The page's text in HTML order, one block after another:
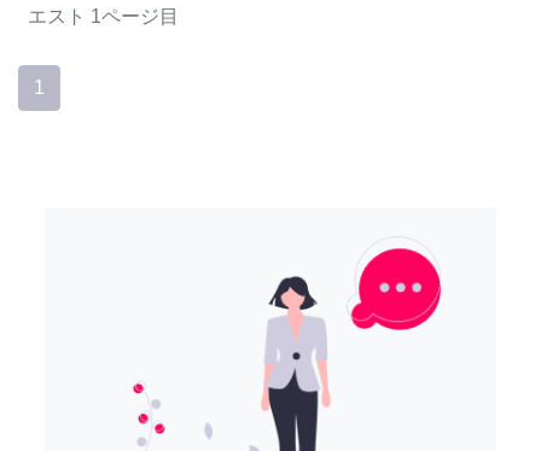
エスト 1ページ目
1